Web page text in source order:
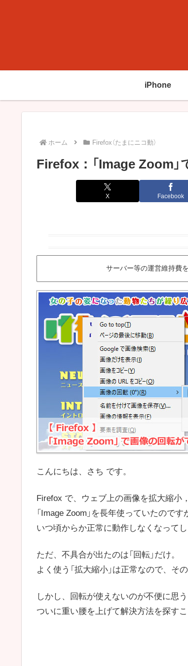
iPhone
ホーム Firefox（たまにニコ動）
Firefox：「Image Zoom
X Facebook
サーバー等の運営維持費
こんにちは、さち です。
Firefox で、ウェブ上の画像を拡大縮小
「Image Zoom」を長年使っていたのです
いつ頃からか正常に動作しなくなってし
ただ、不具合が出たのは「回転」だけ。
よく使う「拡大縮小」は正常なので、そ
しかし、回転が使えないのが不便に思
ついに重い腰を上げて解決方法を探すこ